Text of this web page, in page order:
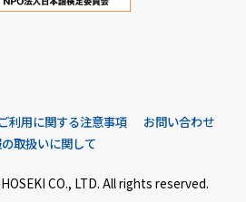
ご利用に関する注意事項
お問い合わせ
取扱いに関して
CO., LTD. All rights reserved.